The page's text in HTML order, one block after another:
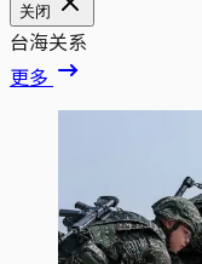
关闭
台海关系
更多